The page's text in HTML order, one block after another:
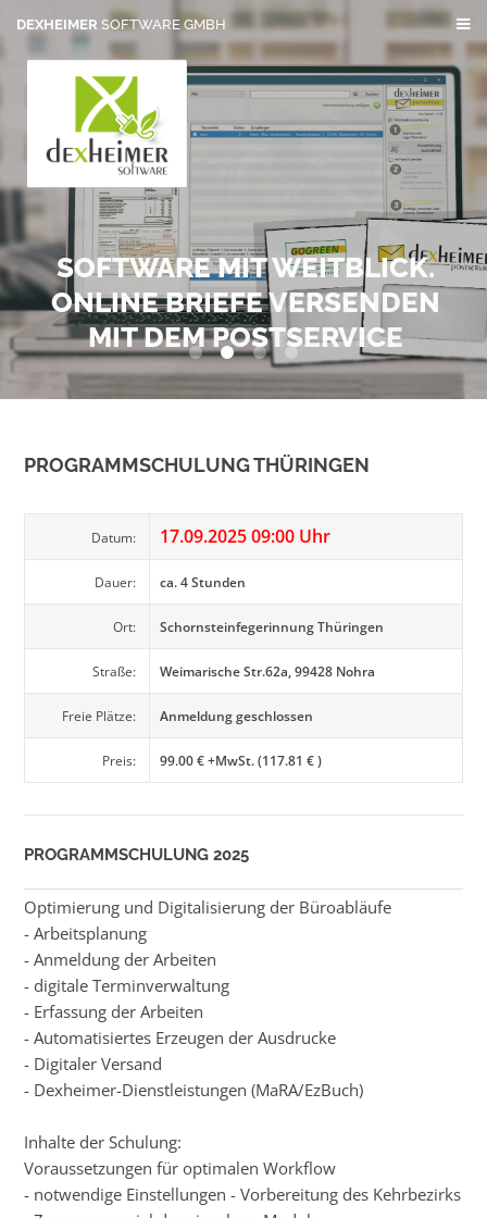
DEXHEIMER SOFTWARE GMBH
SOFTWARE MIT WEITBLICK.
ONLINE BRIEFE VERSENDEN
MIT DEM POSTSERVICE
0 1 2 3
PROGRAMMSCHULUNG THÜRINGEN
Datum: 17.09.2025 09:00 Uhr
Dauer: ca. 4 Stunden
Ort: Schornsteinfegerinnung Thüringen
Straße: Weimarische Str.62a, 99428 Nohra
Freie Plätze: Anmeldung geschlossen
Preis: 99.00 € +MwSt. (117.81 € )
PROGRAMMSCHULUNG 2025
Optimierung und Digitalisierung der Büroabläufe
- Arbeitsplanung
- Anmeldung der Arbeiten
- digitale Terminverwaltung
- Erfassung der Arbeiten
- Automatisiertes Erzeugen der Ausdrucke
- Digitaler Versand
- Dexheimer-Dienstleistungen (MaRA/EzBuch)
Inhalte der Schulung:
Voraussetzungen für optimalen Workflow
- notwendige Einstellungen - Vorbereitung des Kehrbezirks